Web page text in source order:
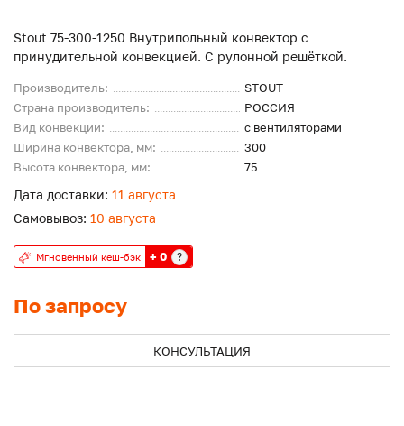
Stout 75-300-1250 Внутрипольный конвектор с
принудительной конвекцией. С рулонной решёткой.
Производитель:
STOUT
Страна производитель:
РОССИЯ
Вид конвекции:
с вентиляторами
Ширина конвектора, мм:
300
Высота конвектора, мм:
75
По запросу
Дата доставки: 11 августа
Самовывоз: 10 августа
Мгновенный кеш-бэк + 0 ?
КОНСУЛЬТАЦИЯ